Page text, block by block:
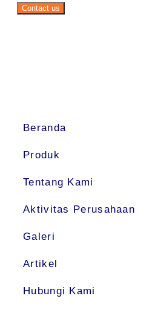
Contact us
Beranda
Produk
Tentang Kami
Aktivitas Perusahaan
Galeri
Artikel
Hubungi Kami